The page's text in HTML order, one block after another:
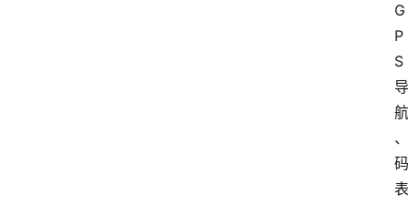
G
P
S
导
航
、
码
表